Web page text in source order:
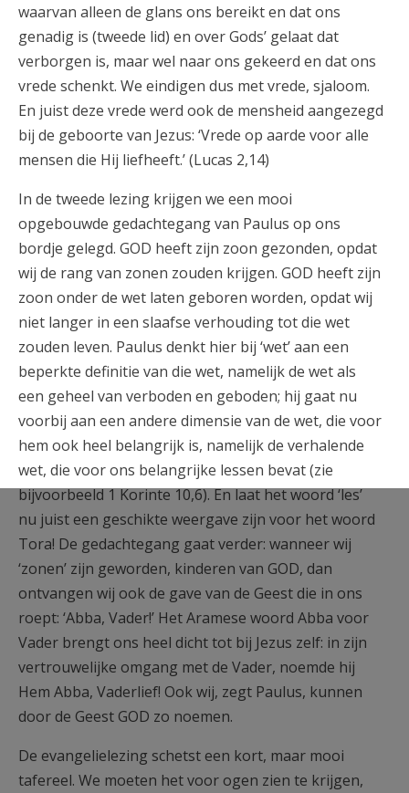
waarvan alleen de glans ons bereikt en dat ons
genadig is (tweede lid) en over Gods’ gelaat dat
verborgen is, maar wel naar ons gekeerd en dat ons
vrede schenkt. We eindigen dus met vrede, sjaloom.
En juist deze vrede werd ook de mensheid aangezegd
bij de geboorte van Jezus: ‘Vrede op aarde voor alle
mensen die Hij liefheeft.’ (Lucas 2,14)
In de tweede lezing krijgen we een mooi
opgebouwde gedachtegang van Paulus op ons
bordje gelegd. GOD heeft zijn zoon gezonden, opdat
wij de rang van zonen zouden krijgen. GOD heeft zijn
zoon onder de wet laten geboren worden, opdat wij
niet langer in een slaafse verhouding tot die wet
zouden leven. Paulus denkt hier bij ‘wet’ aan een
beperkte definitie van die wet, namelijk de wet als
een geheel van verboden en geboden; hij gaat nu
voorbij aan een andere dimensie van de wet, die voor
hem ook heel belangrijk is, namelijk de verhalende
wet, die voor ons belangrijke lessen bevat (zie
bijvoorbeeld 1 Korinte 10,6). En laat het woord ‘les’
nu juist een geschikte weergave zijn voor het woord
Tora! De gedachtegang gaat verder: wanneer wij
‘zonen’ zijn geworden, kinderen van GOD, dan
ontvangen wij ook de gave van de Geest die in ons
roept: ‘Abba, Vader!’ Het Aramese woord Abba voor
Vader brengt ons heel dicht tot bij Jezus zelf: in zijn
vertrouwelijke omgang met de Vader, noemde hij
Hem Abba, Vaderlief! Ook wij, zegt Paulus, kunnen
door de Geest GOD zo noemen.
De evangelielezing schetst een kort, maar mooi
tafereel. We moeten het voor ogen zien te krijgen,